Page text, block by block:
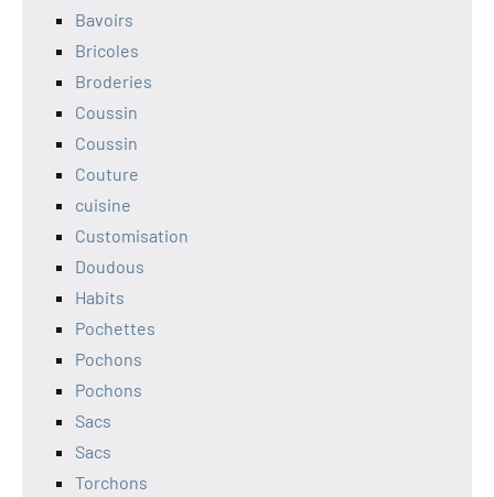
Bavoirs
Bricoles
Broderies
Coussin
Coussin
Couture
cuisine
Customisation
Doudous
Habits
Pochettes
Pochons
Pochons
Sacs
Sacs
Torchons